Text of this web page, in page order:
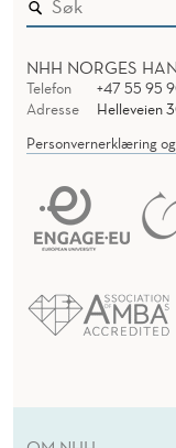
NHH NORGES
Telefon
+47 55 95
Adresse
Helleveien
Personvernerklæring